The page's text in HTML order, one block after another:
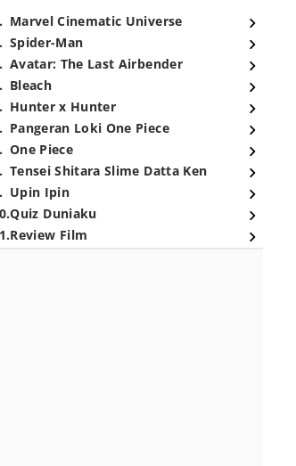
. Marvel Cinematic Universe
. Spider-Man
. Avatar: The Last Airbender
. Bleach
. Hunter x Hunter
. Pangeran Loki One Piece
. One Piece
. Tensei Shitara Slime Datta Ken
. Upin Ipin
.Quiz Duniaku
.Review Film